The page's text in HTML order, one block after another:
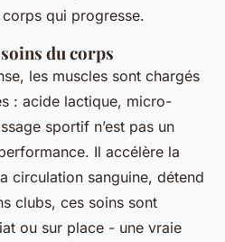
qui progresse.
du corps
les muscles sont chargés
: acide lactique, micro-
sportif n’est pas un
Il accélère la
circulation sanguine, détend
clubs, ces soins sont
ou sur place - une vraie